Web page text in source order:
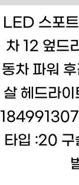
LED 스포
차 12 엎드
동차 파워
살 헤드라
타입 :20 구